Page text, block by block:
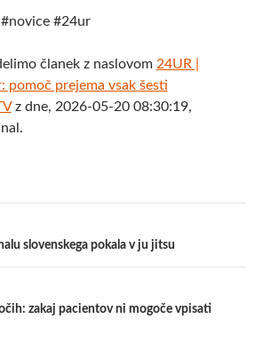
#24ur
članek z naslovom 24UR |
pomoč prejema vsak šesti
z dne, 2026-05-20 08:30:19,
slovenskega pokala v ju jitsu
zakaj pacientov ni mogoče vpisati